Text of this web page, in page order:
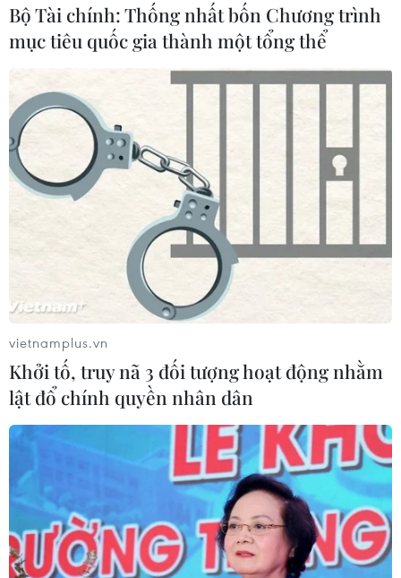
Bồ Đào Nha lần đầu lên đỉnh châu Âu
sau 120 phút kịch tính
10/07/2016 23:05
Bồ Đào Nha-Pháp 1-0: Eder đưa Bồ
Đào Nha lên đỉnh châu Âu
Đội hình ra sân trận chung kết EURO
2016 Bồ Đào Nha - Pháp?
10/07/2016 15:40
Những con số biết nói về trận chung
kết EURO Bồ Đào Nha-Pháp
10/07/2016 07:00
Những trận đấu ấn tượng nhất kể từ
Bộ Tài chính: Thống nhất bốn Chương trình
mục tiêu quốc gia thành một tổng thể
vietnamplus.vn
Khởi tố, truy nã 3 đối tượng hoạt động nhằm
lật đổ chính quyền nhân dân